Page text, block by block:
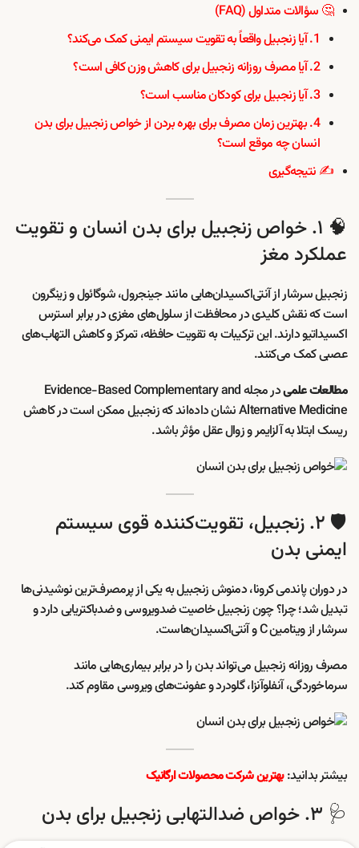
🤔 سؤالات متداول (FAQ)
1. آیا زنجبیل واقعاً به تقویت سیستم ایمنی کمک می‌کند؟
2. آیا مصرف روزانه زنجبیل برای کاهش وزن کافی است؟
3. آیا زنجبیل برای کودکان مناسب است؟
4. بهترین زمان مصرف برای بهره بردن از خواص زنجبیل برای بدن
انسان چه موقع است؟
✍️ نتیجه‌گیری
🧠 ۱. خواص زنجبیل برای بدن انسان و تقویت
عملکرد مغز
زنجبیل سرشار از آنتی‌اکسیدان‌هایی مانند جینجرول، شوگائول و زینگرون
است که نقش کلیدی در محافظت از سلول‌های مغزی در برابر استرس
اکسیداتیو دارند. این ترکیبات به تقویت حافظه، تمرکز و کاهش التهاب‌های
عصبی کمک می‌کنند.
مطالعات علمیدر مجلهEvidence-Based Complementary and
Alternative Medicineنشان داده‌اند که زنجبیل ممکن است در کاهش
ریسک ابتلا به آلزایمر و زوال عقل مؤثر باشد.
🛡️ ۲. زنجبیل، تقویت‌کننده قوی سیستم
ایمنی بدن
در دوران پاندمی کرونا، دمنوش زنجبیل به یکی از پرمصرف‌ترین نوشیدنی‌ها
تبدیل شد؛ چرا؟ چون زنجبیل خاصیت ضدویروسی و ضدباکتریایی دارد و
سرشار از ویتامین C و آنتی‌اکسیدان‌هاست.
مصرف روزانه زنجبیل می‌تواند بدن را در برابر بیماری‌هایی مانند
سرماخوردگی، آنفلوآنزا، گلودرد و عفونت‌های ویروسی مقاوم کند.
بیشتر بدانید:بهترین شرکت محصولات ارگانیک
🩺 ۳. خواص ضدالتهابی زنجبیل برای بدن